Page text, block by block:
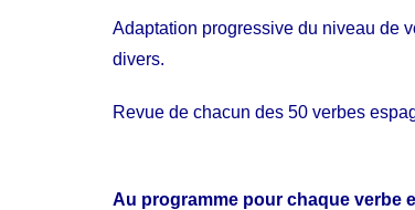
Adaptation progressive du niveau de
divers.
Revue de chacun des 50 verbes
Au programme pour chaque verbe